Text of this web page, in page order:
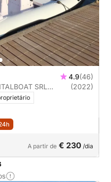
4.9(46)
(2022)
A partir de € 230 /dia